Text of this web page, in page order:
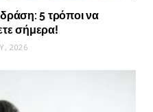
5 τρόποι να
σήμερα!
2026